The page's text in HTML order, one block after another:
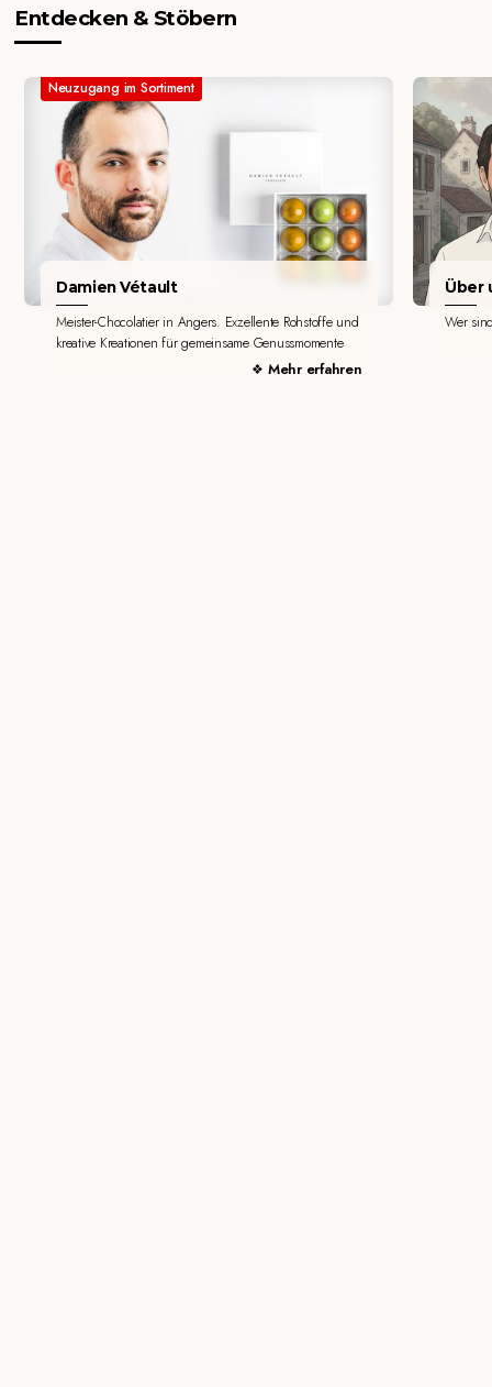
Entdecken & Stöbern
Neuzugang im Sortiment
Damien Vétault
Meister-Chocolatier in Angers. Exzellente Rohstoffe und
kreative Kreationen für gemeinsame Genussmomente
Mehr erfahren
Über
Wer